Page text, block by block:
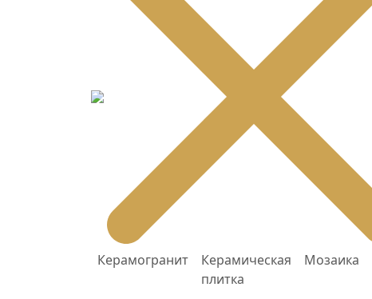
Керамогранит
Керамическая
плитка
Мозаика